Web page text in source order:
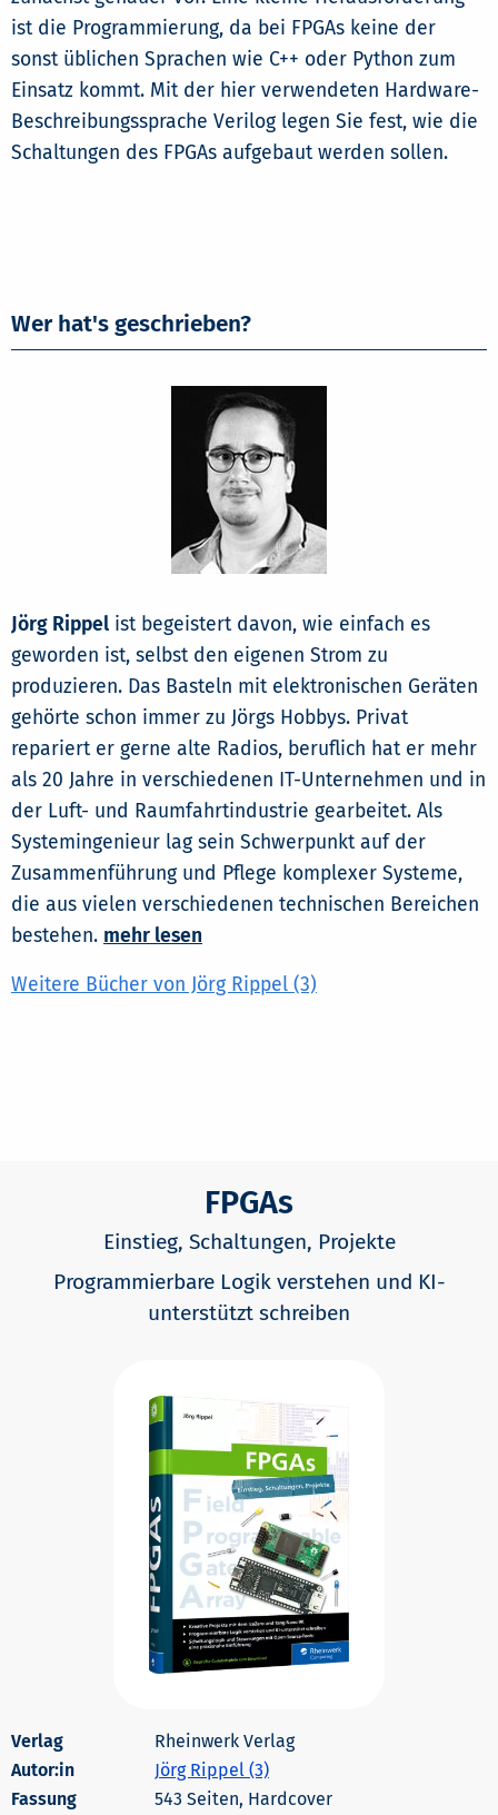
ist die Programmierung, da bei FPGAs keine der
sonst üblichen Sprachen wie C++ oder Python zum
Einsatz kommt. Mit der hier verwendeten Hardware-
Beschreibungssprache Verilog legen Sie fest, wie die
Schaltungen des FPGAs aufgebaut werden sollen.
Wer hat's geschrieben?
Jörg Rippel ist begeistert davon, wie einfach es
geworden ist, selbst den eigenen Strom zu
produzieren. Das Basteln mit elektronischen Geräten
gehörte schon immer zu Jörgs Hobbys. Privat
repariert er gerne alte Radios, beruflich hat er mehr
als 20 Jahre in verschiedenen IT-Unternehmen und in
der Luft- und Raumfahrtindustrie gearbeitet. Als
Systemingenieur lag sein Schwerpunkt auf der
Zusammenführung und Pflege komplexer Systeme,
die aus vielen verschiedenen technischen Bereichen
bestehen. mehr lesen
Weitere Bücher von Jörg Rippel (3)
FPGAs
Einstieg, Schaltungen, Projekte
Programmierbare Logik verstehen und KI-
unterstützt schreiben
Rheinwerk Verlag
Autor:in
Jörg Rippel (3)
543 Seiten, Hardcover